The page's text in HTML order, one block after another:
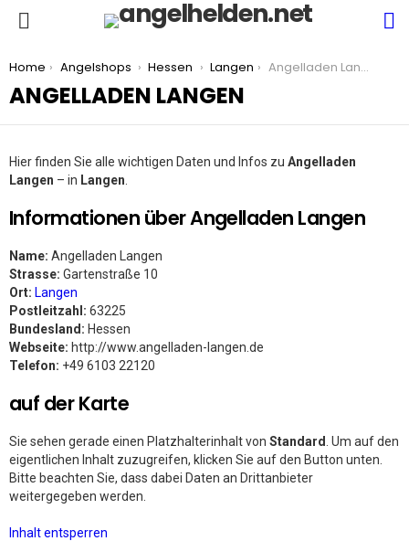
You are here:
Home Angelshops Hessen Langen Angelladen Langen
ANGELLADEN LANGEN
Hier finden Sie alle wichtigen Daten und Infos zu Angelladen
Langen – in Langen
Informationen über Angelladen Langen
Name: Angelladen Langen
Strasse: Gartenstraße 10
Ort: Langen
Postleitzahl: 63225
Bundesland: Hessen
Webseite: http://www.angelladen-langen.de
Telefon: +49 6103 22120
auf der Karte
Sie sehen gerade einen Platzhalterinhalt von Standard . Um auf den
eigentlichen Inhalt zuzugreifen, klicken Sie auf den Button unten.
Bitte beachten Sie, dass dabei Daten an Drittanbieter
weitergegeben werden.
Inhalt entsperren